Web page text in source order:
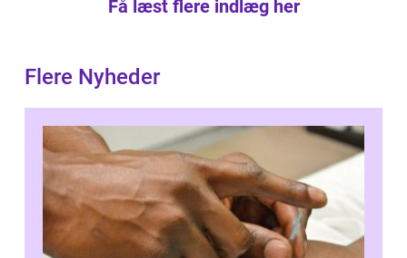
Få læst flere indlæg her
Flere Nyheder